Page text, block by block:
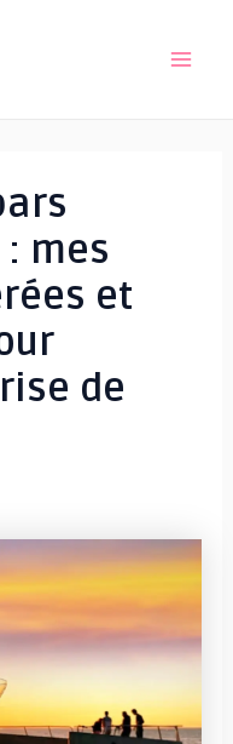
mes
et
de